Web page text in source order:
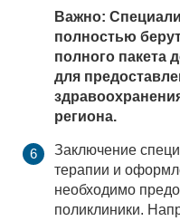
Важно:
полностью
полного пакета
для
региона.
Заключение
терапии и
необходимо
поликлиники.